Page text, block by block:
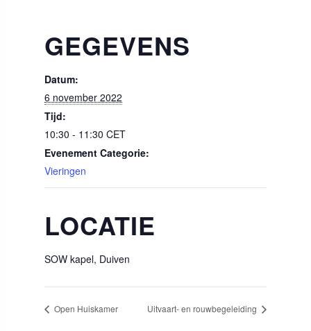
GEGEVENS
Datum:
6 november 2022
Tijd:
10:30 - 11:30 CET
Evenement Categorie:
Vieringen
LOCATIE
SOW kapel, Duiven
Open Huiskamer Uitvaart- en rouwbegeleiding